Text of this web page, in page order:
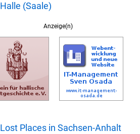
Halle (Saale)
Anzeige(n)
Lost Places in Sachsen-Anhalt